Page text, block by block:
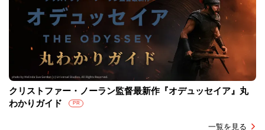
クリストファー・ノーラン監督最新作『オデュッセイア』丸
わかりガイド
PR
一覧を見る